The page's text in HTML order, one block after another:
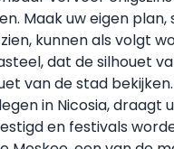
Maak uw eigen
kunnen als volgt
dat de silhouet
van de stad bekijken.
in Nicosia,
en festivals